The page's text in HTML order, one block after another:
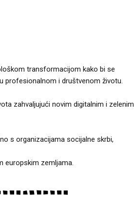
transformacijom kako bi se
profesionalnom i društvenom životu.
zahvaljujući novim digitalnim i zelenim
s organizacijama socijalne skrbi,
europskim zemljama.